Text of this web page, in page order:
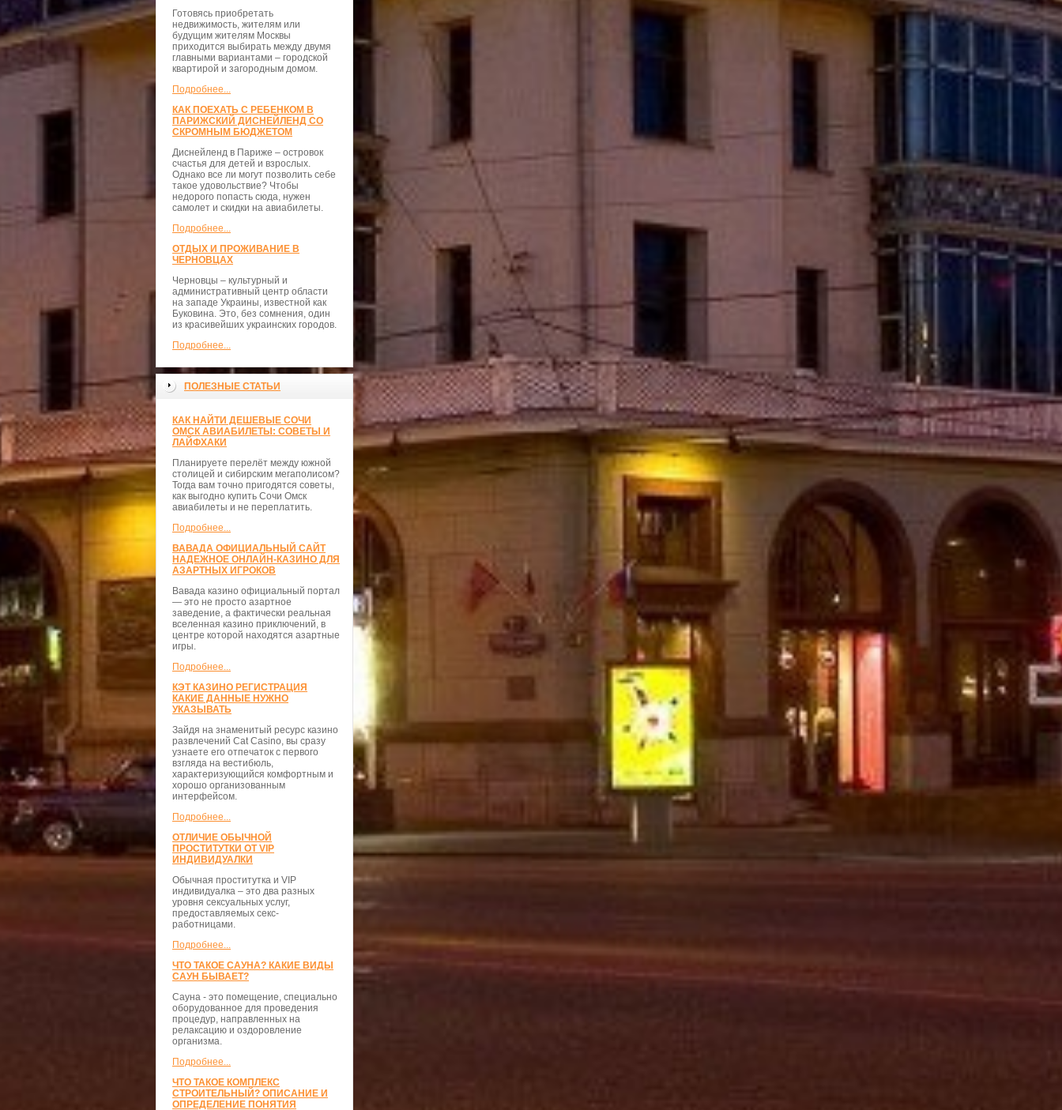
Готовясь приобретать
недвижимость, жителям или
будущим жителям Москвы
приходится выбирать между двумя
главными вариантами – городской
квартирой и загородным домом.
Подробнее...
КАК ПОЕХАТЬ С РЕБЕНКОМ В
ПАРИЖСКИЙ ДИСНЕЙЛЕНД СО
СКРОМНЫМ БЮДЖЕТОМ
Диснейленд в Париже – островок
счастья для детей и взрослых.
Однако все ли могут позволить себе
такое удовольствие? Чтобы
недорого попасть сюда, нужен
самолет и скидки на авиабилеты.
Подробнее...
ОТДЫХ И ПРОЖИВАНИЕ В
ЧЕРНОВЦАХ
Черновцы – культурный и
административный центр области
на западе Украины, известной как
Буковина. Это, без сомнения, один
из красивейших украинских городов.
Подробнее...
ПОЛЕЗНЫЕ СТАТЬИ
КАК НАЙТИ ДЕШЕВЫЕ СОЧИ
ОМСК АВИАБИЛЕТЫ: СОВЕТЫ И
ЛАЙФХАКИ
Планируете перелёт между южной
столицей и сибирским мегаполисом?
Тогда вам точно пригодятся советы,
как выгодно купить Сочи Омск
авиабилеты и не переплатить.
Подробнее...
ВАВАДА ОФИЦИАЛЬНЫЙ САЙТ
НАДЕЖНОЕ ОНЛАЙН-КАЗИНО ДЛЯ
АЗАРТНЫХ ИГРОКОВ
Вавада казино официальный портал
— это не просто азартное
заведение, а фактически реальная
вселенная казино приключений, в
центре которой находятся азартные
игры.
Подробнее...
КЭТ КАЗИНО РЕГИСТРАЦИЯ
КАКИЕ ДАННЫЕ НУЖНО
УКАЗЫВАТЬ
Зайдя на знаменитый ресурс казино
развлечений Cat Casino, вы сразу
узнаете его отпечаток с первого
взгляда на вестибюль,
характеризующийся комфортным и
хорошо организованным
интерфейсом.
Подробнее...
ОТЛИЧИЕ ОБЫЧНОЙ
ПРОСТИТУТКИ ОТ VIP
ИНДИВИДУАЛКИ
Обычная проститутка и VIP
индивидуалка – это два разных
уровня сексуальных услуг,
предоставляемых секс-
работницами.
Подробнее...
ЧТО ТАКОЕ САУНА? КАКИЕ ВИДЫ
САУН БЫВАЕТ?
Сауна - это помещение, специально
оборудованное для проведения
процедур, направленных на
релаксацию и оздоровление
организма.
Подробнее...
ЧТО ТАКОЕ КОМПЛЕКС
СТРОИТЕЛЬНЫЙ? ОПИСАНИЕ И
ОПРЕДЕЛЕНИЕ ПОНЯТИЯ